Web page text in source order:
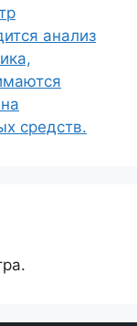
анализ
средств.